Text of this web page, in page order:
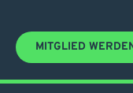
MITGLIED